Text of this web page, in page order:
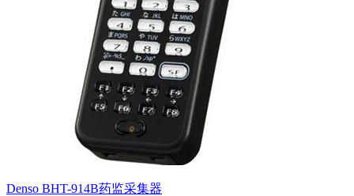
Denso BHT-914B药监采集器